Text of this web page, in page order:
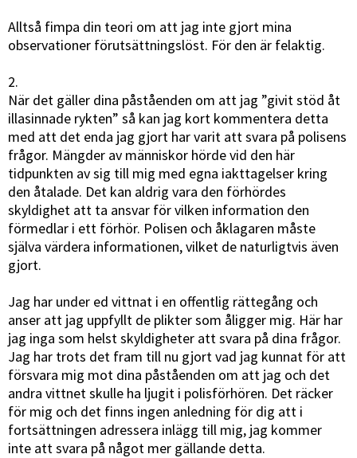
Alltså fimpa din teori om att jag inte gjort mina
observationer förutsättningslöst. För den är felaktig.
2.
När det gäller dina påståenden om att jag ”givit stöd åt
illasinnade rykten” så kan jag kort kommentera detta
med att det enda jag gjort har varit att svara på polisens
frågor. Mängder av människor hörde vid den här
tidpunkten av sig till mig med egna iakttagelser kring
den åtalade. Det kan aldrig vara den förhördes
skyldighet att ta ansvar för vilken information den
förmedlar i ett förhör. Polisen och åklagaren måste
själva värdera informationen, vilket de naturligtvis även
gjort.
Jag har under ed vittnat i en offentlig rättegång och
anser att jag uppfyllt de plikter som åligger mig. Här har
jag inga som helst skyldigheter att svara på dina frågor.
Jag har trots det fram till nu gjort vad jag kunnat för att
försvara mig mot dina påståenden om att jag och det
andra vittnet skulle ha ljugit i polisförhören. Det räcker
för mig och det finns ingen anledning för dig att i
fortsättningen adressera inlägg till mig, jag kommer
inte att svara på något mer gällande detta.